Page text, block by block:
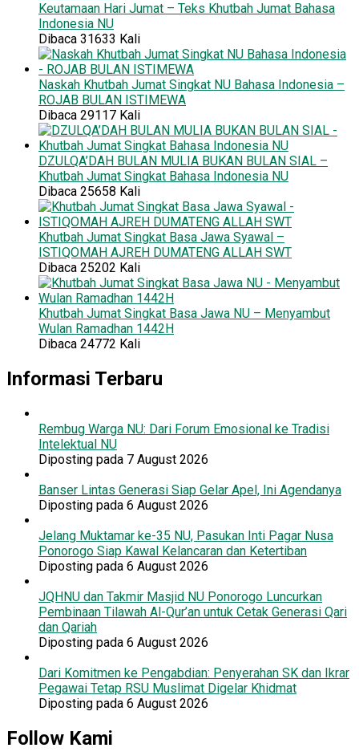
Keutamaan Hari Jumat – Teks Khutbah Jumat Bahasa
Indonesia NU
Dibaca 31633 Kali
Naskah Khutbah Jumat Singkat NU Bahasa Indonesia –
ROJAB BULAN ISTIMEWA
Dibaca 29117 Kali
DZULQA’DAH BULAN MULIA BUKAN BULAN SIAL –
Khutbah Jumat Singkat Bahasa Indonesia NU
Dibaca 25658 Kali
Khutbah Jumat Singkat Basa Jawa Syawal –
ISTIQOMAH AJREH DUMATENG ALLAH SWT
Dibaca 25202 Kali
Khutbah Jumat Singkat Basa Jawa NU – Menyambut
Wulan Ramadhan 1442H
Dibaca 24772 Kali
Informasi Terbaru
Rembug Warga NU: Dari Forum Emosional ke Tradisi
Intelektual NU
Diposting pada 7 August 2026
Banser Lintas Generasi Siap Gelar Apel, Ini Agendanya
Diposting pada 6 August 2026
Jelang Muktamar ke-35 NU, Pasukan Inti Pagar Nusa
Ponorogo Siap Kawal Kelancaran dan Ketertiban
Diposting pada 6 August 2026
JQHNU dan Takmir Masjid NU Ponorogo Luncurkan
Pembinaan Tilawah Al-Qur’an untuk Cetak Generasi Qari
dan Qariah
Diposting pada 6 August 2026
Dari Komitmen ke Pengabdian: Penyerahan SK dan Ikrar
Pegawai Tetap RSU Muslimat Digelar Khidmat
Diposting pada 6 August 2026
Follow Kami